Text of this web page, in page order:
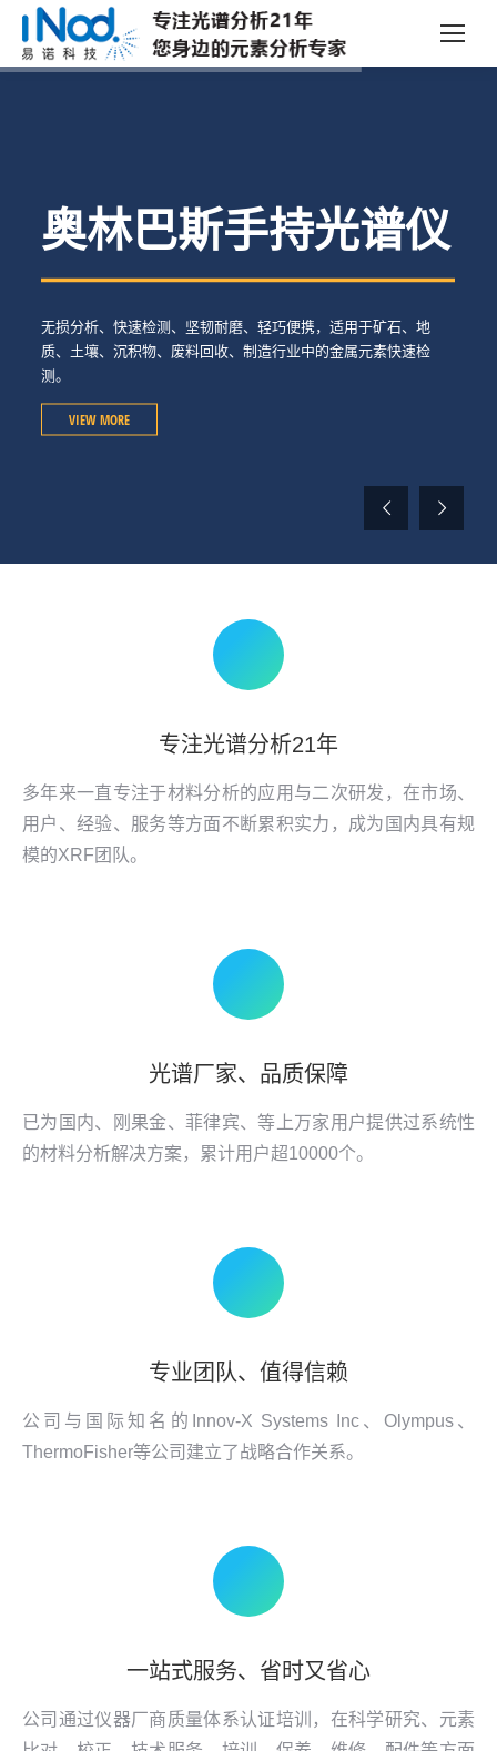
奥林巴斯手持光谱仪
无损分析、快速检测、坚韧耐磨、轻巧便携，适用于矿石、地
质、土壤、沉积物、废料回收、制造行业中的金属元素快速检
测。
VIEW MORE
专注光谱分析21年
多年来一直专注于材料分析的应用与二次研发，在市场、
用户、经验、服务等方面不断累积实力，成为国内具有规
模的XRF团队。
光谱厂家、品质保障
已为国内、刚果金、菲律宾、等上万家用户提供过系统性
的材料分析解决方案，累计用户超10000个。
专业团队、值得信赖
公司与国际知名的Innov-X Systems Inc、Olympus、
ThermoFisher等公司建立了战略合作关系。
一站式服务、省时又省心
公司通过仪器厂商质量体系认证培训，在科学研究、元素